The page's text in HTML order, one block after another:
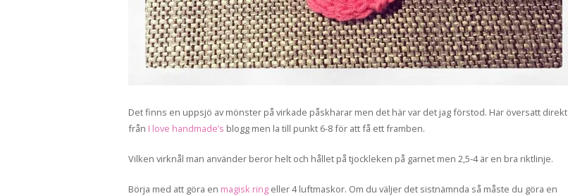
Det finns en uppsjö av mönster på virkade påskharar men det här var det jag förstod. Har översatt direkt
från I love handmade’s blogg men la till punkt 6-8 för att få ett framben.
Vilken virknål man använder beror helt och hållet på tjockleken på garnet men 2,5-4 är en bra riktlinje.
Börja med att göra en magisk ring eller 4 luftmaskor. Om du väljer det sistnämnda så måste du göra en